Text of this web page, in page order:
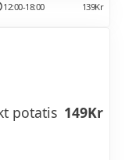
12:00-18:00 139Kr
potatis 149Kr